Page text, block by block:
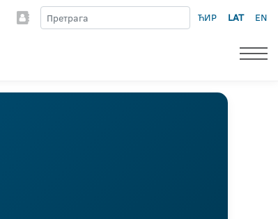
ЋИР LAT EN